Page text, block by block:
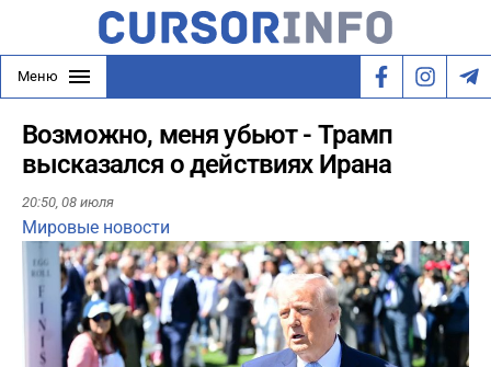
Меню
Возможно, меня убьют - Трамп
высказался о действиях Ирана
20:50, 08 июля
Мировые новости